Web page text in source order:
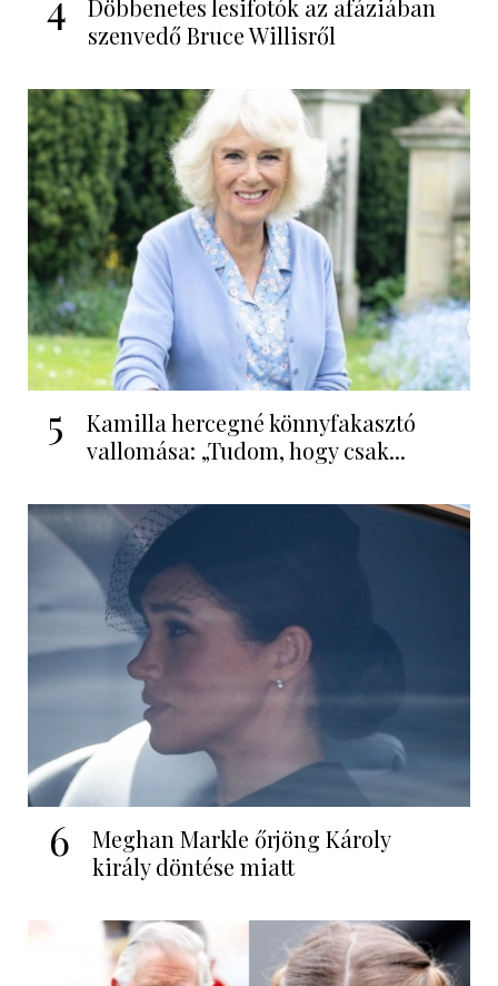
Döbbenetes lesifotók az afáziában
szenvedő Bruce Willisről
5
Kamilla hercegné könnyfakasztó
vallomása: „Tudom, hogy csak...
6
Meghan Markle őrjöng Károly
király döntése miatt